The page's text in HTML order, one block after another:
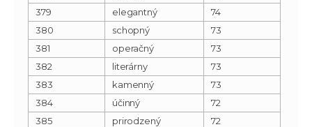
379
elegantný
74
380
schopný
73
381
operačný
73
382
literárny
73
383
kamenný
73
384
účinný
72
385
prirodzený
72